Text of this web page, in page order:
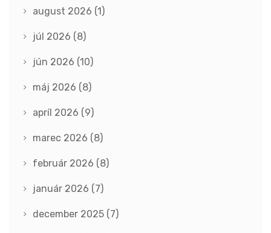
august 2026 (1)
júl 2026 (8)
jún 2026 (10)
máj 2026 (8)
apríl 2026 (9)
marec 2026 (8)
február 2026 (8)
január 2026 (7)
december 2025 (7)